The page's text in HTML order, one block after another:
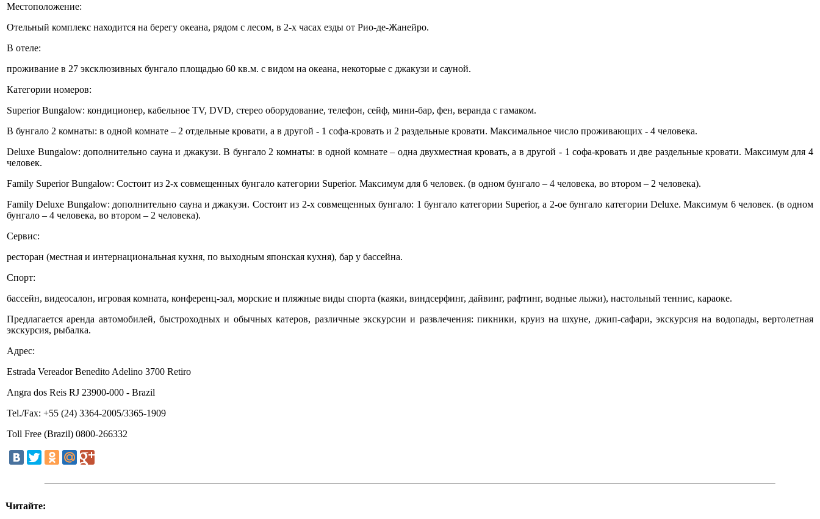
Местоположение:
Отельный комплекс находится на берегу океана, рядом с лесом, в 2-х часах езды от Рио-де-Жанейро.
В отеле:
проживание в 27 эксклюзивных бунгало площадью 60 кв.м. с видом на океана, некоторые с джакузи и сауной.
Категории номеров:
Superior Bungalow: кондиционер, кабельное TV, DVD, стерео оборудование, телефон, сейф, мини-бар, фен, веранда с гамаком.
В бунгало 2 комнаты: в одной комнате – 2 отдельные кровати, а в другой - 1 софа-кровать и 2 раздельные кровати. Максимальное число проживающих - 4 человека.
Deluxe Bungalow: дополнительно сауна и джакузи. В бунгало 2 комнаты: в одной комнате – одна двухместная кровать, а в другой - 1 софа-кровать и две раздельные кровати. Максимум для 4
человек.
Family Superior Bungalow: Состоит из 2-х совмещенных бунгало категории Superior. Максимум для 6 человек. (в одном бунгало – 4 человека, во втором – 2 человека).
Family Deluxe Bungalow: дополнительно сауна и джакузи. Состоит из 2-х совмещенных бунгало: 1 бунгало категории Superior, а 2-ое бунгало категории Deluxe. Максимум 6 человек. (в одном
бунгало – 4 человека, во втором – 2 человека).
Сервис:
ресторан (местная и интернациональная кухня, по выходным японская кухня), бар у бассейна.
Спорт:
бассейн, видеосалон, игровая комната, конференц-зал, морские и пляжные виды спорта (каяки, виндсерфинг, дайвинг, рафтинг, водные лыжи), настольный теннис, караоке.
Предлагается аренда автомобилей, быстроходных и обычных катеров, различные экскурсии и развлечения: пикники, круиз на шхуне, джип-сафари, экскурсия на водопады, вертолетная
экскурсия, рыбалка.
Адрес:
Estrada Vereador Benedito Adelino 3700 Retiro
Angra dos Reis RJ 23900-000 - Brazil
Tel./Fax: +55 (24) 3364-2005/3365-1909
Toll Free (Brazil) 0800-266332
Читайте: